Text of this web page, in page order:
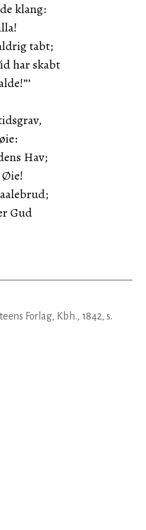
klang:
tabt;
har skabt
Hav;
Øie!
Gud
Forlag, Kbh., 1842, s.